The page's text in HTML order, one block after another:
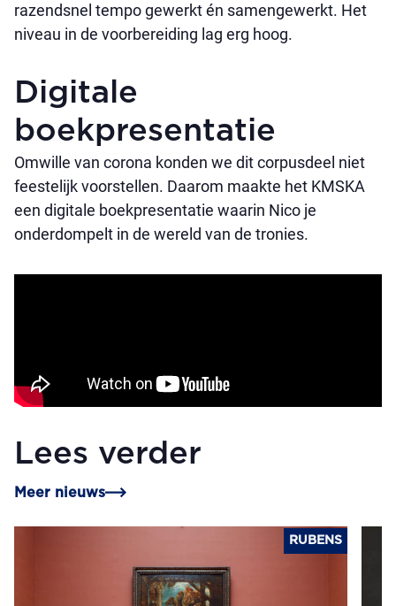
razendsnel tempo gewerkt én samengewerkt. Het
niveau in de voorbereiding lag erg hoog.
Digitale
boekpresentatie
Omwille van corona konden we dit corpusdeel niet
feestelijk voorstellen. Daarom maakte het KMSKA
een digitale boekpresentatie waarin Nico je
onderdompelt in de wereld van de tronies.
Lees verder
Meer nieuws
RUBENS